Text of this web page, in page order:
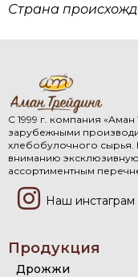
Страна
С 1999 г. компания
зарубежными
хлебобулочного
вниманию
ассортиментным
Наш инстаграм
Продукция
Дрожжи